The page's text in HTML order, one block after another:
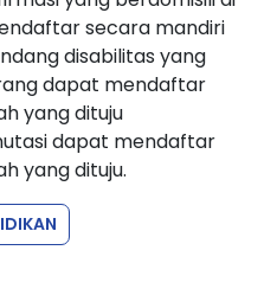
secara mandiri
disabilitas yang
dapat mendaftar
yang dituju
dapat mendaftar
yang dituju.